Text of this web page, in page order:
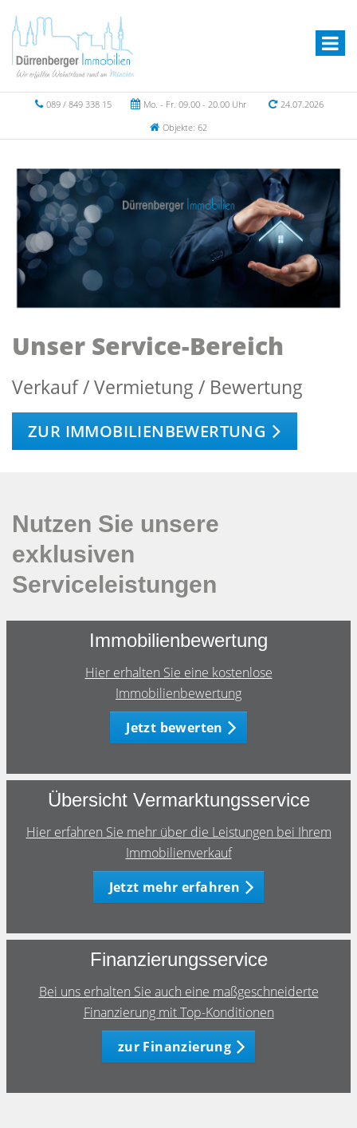
089 / 849 338 15 Mo. - Fr. 09.00 - 20.00 Uhr
24.07.2026
Objekte: 62
Unser Service-Bereich
Verkauf / Vermietung / Bewertung
ZUR IMMOBILIENBEWERTUNG
Nutzen Sie unsere
exklusiven
Serviceleistungen
Immobilienbewertung
Hier erhalten Sie eine kostenlose
Immobilienbewertung
Jetzt bewerten
Übersicht Vermarktungsservice
Hier erfahren Sie mehr über die Leistungen bei Ihrem
Immobilienverkauf
Jetzt mehr erfahren
Finanzierungsservice
Bei uns erhalten Sie auch eine maßgeschneiderte
Finanzierung mit Top-Konditionen
zur Finanzierung